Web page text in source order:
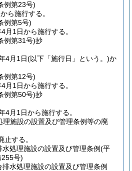
例第23号)
ら施行する。
例第5号)
月1日から施行する。
例第31号)抄
4月1日(以下「施行日」という。)か
例第12号)
月1日から施行する。
例第50号)抄
4月1日から施行する。
施設の設置及び管理条例等の廃
止する。
処理施設の設置及び管理条例(平
号)
水処理施設の設置及び管理条例